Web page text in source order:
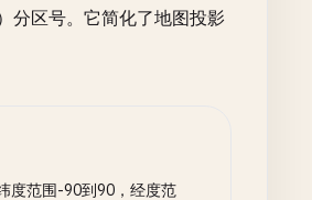
分区号。它简化了地图投影
度范围-90到90，经度范